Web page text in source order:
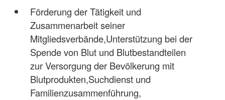
Förderung der Tätigkeit und
Zusammenarbeit seiner
Mitgliedsverbände,Unterstützung bei der
Spende von Blut und Blutbestandteilen
zur Versorgung der Bevölkerung mit
Blutprodukten,Suchdienst und
Familienzusammenführung,